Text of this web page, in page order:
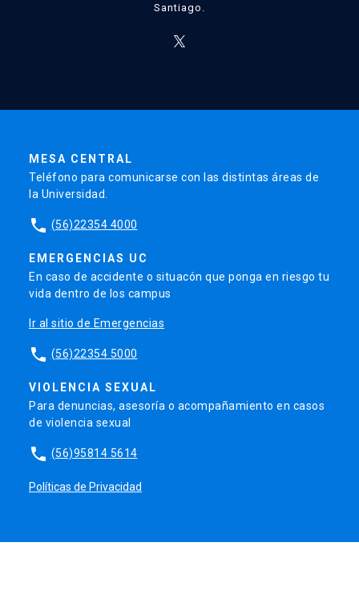
Santiago.
MESA CENTRAL
Teléfono para comunicarse con las distintas áreas de
la Universidad.
phone (56)22354 4000
EMERGENCIAS UC
En caso de accidente o situacón que ponga en riesgo tu
vida dentro de los campus
Ir al sitio de Emergencias
phone (56)22354 5000
VIOLENCIA SEXUAL
Para denuncias, asesoría o acompañamiento en casos
de violencia sexual
phone (56)95814 5614
Políticas de Privacidad